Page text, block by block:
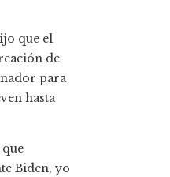
que el
de
para
hasta
que
Biden, yo